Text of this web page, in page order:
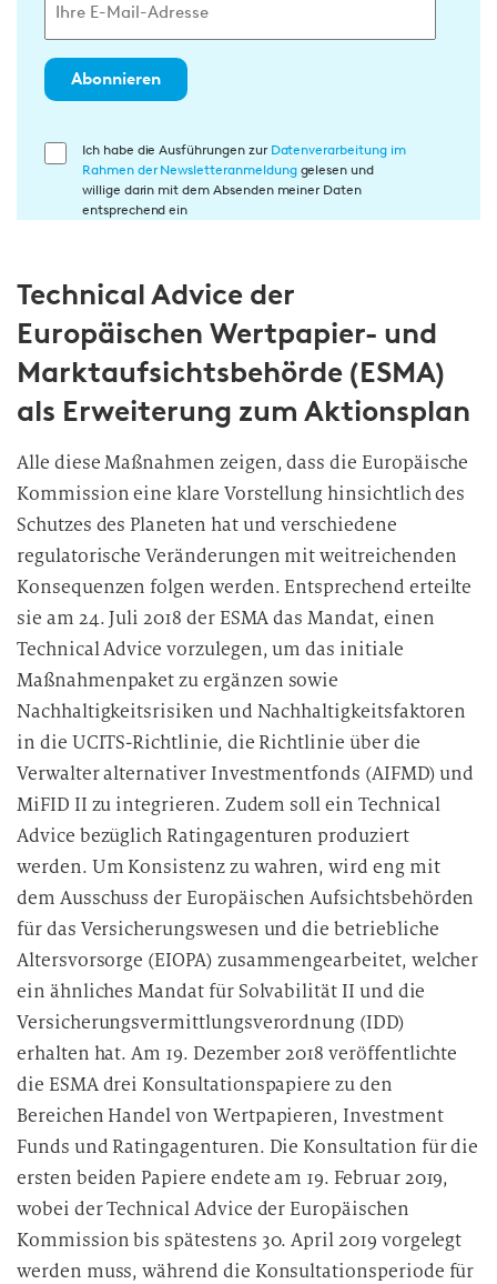
Abonnieren
E
l
i
g
n
g
d
i
e
D
a
t
e
n
r
a
r
b
e
i
g
Ich habe die Ausführungen zur Datenverarbeitung im
Rahmen der Newsletteranmeldunggelesen und
willige darin mit dem Absenden meiner Daten
entsprechend ein
Technical Advice der
Europäischen Wertpapier- und
Marktaufsichtsbehörde (ESMA)
als Erweiterung zum Aktionsplan
Alle diese Maßnahmen zeigen, dass die Europäische
Kommission eine klare Vorstellung hinsichtlich des
Schutzes des Planeten hat und verschiedene
regulatorische Veränderungen mit weitreichenden
Konsequenzen folgen werden. Entsprechend erteilte
sie am 24. Juli 2018 der ESMA das Mandat, einen
Technical Advice vorzulegen, um das initiale
Maßnahmenpaket zu ergänzen sowie
Nachhaltigkeitsrisiken und Nachhaltigkeitsfaktoren
in die UCITS-Richtlinie, die Richtlinie über die
Verwalter alternativer Investmentfonds (AIFMD) und
MiFID II zu integrieren. Zudem soll ein Technical
Advice bezüglich Ratingagenturen produziert
werden. Um Konsistenz zu wahren, wird eng mit
dem Ausschuss der Europäischen Aufsichtsbehörden
für das Versicherungswesen und die betriebliche
Altersvorsorge (EIOPA) zusammengearbeitet, welcher
ein ähnliches Mandat für Solvabilität II und die
Versicherungsvermittlungsverordnung (IDD)
erhalten hat. Am 19. Dezember 2018 veröffentlichte
die ESMA drei Konsultationspapiere zu den
Bereichen Handel von Wertpapieren, Investment
Funds und Ratingagenturen. Die Konsultation für die
ersten beiden Papiere endete am 19. Februar 2019,
wobei der Technical Advice der Europäischen
Kommission bis spätestens 30. April 2019 vorgelegt
werden muss, während die Konsultationsperiode für